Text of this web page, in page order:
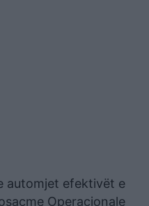
automjet efektivët e
Operacionale